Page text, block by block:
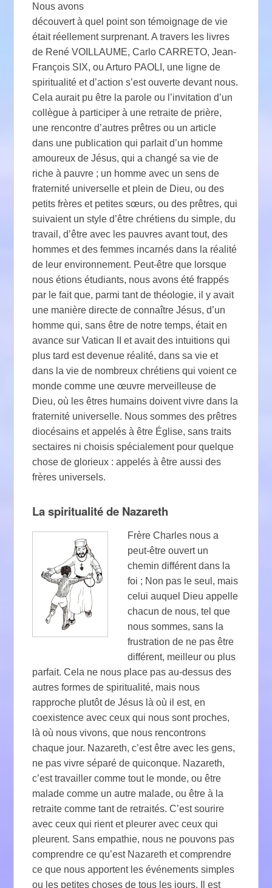
Nous avons
découvert à quel point son témoignage de vie
était réellement surprenant. A travers les livres
de René VOILLAUME, Carlo CARRETO, Jean-
François SIX, ou Arturo PAOLI, une ligne de
spiritualité et d’action s’est ouverte devant nous.
Cela aurait pu être la parole ou l’invitation d’un
collègue à participer à une retraite de prière,
une rencontre d’autres prêtres ou un article
dans une publication qui parlait d’un homme
amoureux de Jésus, qui a changé sa vie de
riche à pauvre ; un homme avec un sens de
fraternité universelle et plein de Dieu, ou des
petits frères et petites sœurs, ou des prêtres, qui
suivaient un style d’être chrétiens du simple, du
travail, d’être avec les pauvres avant tout, des
hommes et des femmes incarnés dans la réalité
de leur environnement. Peut-être que lorsque
nous étions étudiants, nous avons été frappés
par le fait que, parmi tant de théologie, il y avait
une manière directe de connaître Jésus, d’un
homme qui, sans être de notre temps, était en
avance sur Vatican II et avait des intuitions qui
plus tard est devenue réalité, dans sa vie et
dans la vie de nombreux chrétiens qui voient ce
monde comme une œuvre merveilleuse de
Dieu, où les êtres humains doivent vivre dans la
fraternité universelle. Nous sommes des prêtres
diocésains et appelés à être Église, sans traits
sectaires ni choisis spécialement pour quelque
chose de glorieux : appelés à être aussi des
frères universels.
La spiritualité de Nazareth
Frère Charles nous a
peut-être ouvert un
chemin différent dans la
foi ; Non pas le seul, mais
celui auquel Dieu appelle
chacun de nous, tel que
nous sommes, sans la
frustration de ne pas être
différent, meilleur ou plus
parfait. Cela ne nous place pas au-dessus des
autres formes de spiritualité, mais nous
rapproche plutôt de Jésus là où il est, en
coexistence avec ceux qui nous sont proches,
là où nous vivons, que nous rencontrons
chaque jour. Nazareth, c’est être avec les gens,
ne pas vivre séparé de quiconque. Nazareth,
c’est travailler comme tout le monde, ou être
malade comme un autre malade, ou être à la
retraite comme tant de retraités. C’est sourire
avec ceux qui rient et pleurer avec ceux qui
pleurent. Sans empathie, nous ne pouvons pas
comprendre ce qu’est Nazareth et comprendre
ce que nous apportent les événements simples
ou les petites choses de tous les jours. Il est